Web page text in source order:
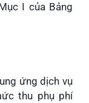
I của Bảng
ứng dịch vụ
thu phụ phí